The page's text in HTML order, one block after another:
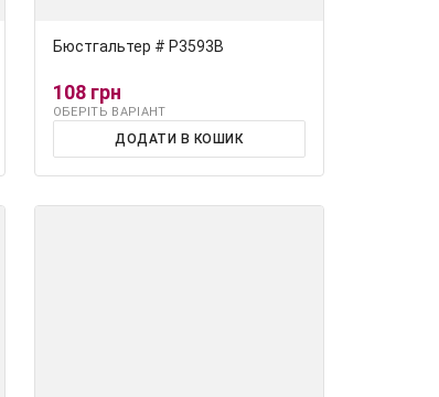
Бюстгальтер # Р3593В
108 грн
ОБЕРІТЬ ВАРІАНТ
ДОДАТИ В КОШИК